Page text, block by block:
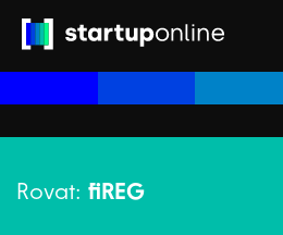
Rovat: fiREG